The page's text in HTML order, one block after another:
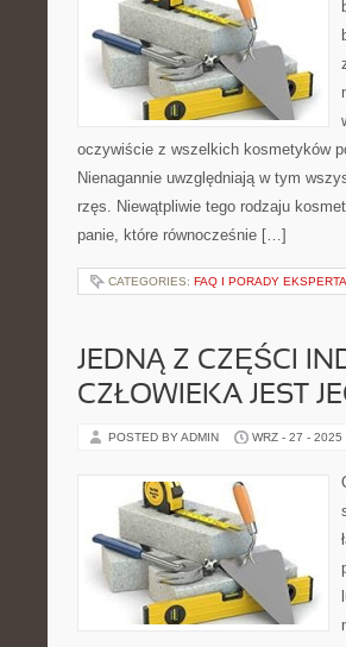
oczywiście z wszelkich kosmetyków
Nienagannie uwzględniają w tym
rzęs. Niewątpliwie tego rodzaju
panie, które równocześnie […]
CATEGORIES: FAQ I PORADY EKSPERTA
JEDNĄ Z CZĘŚCI
CZŁOWIEKA JEST
POSTED BY ADMIN WRZ - 27 - 2025